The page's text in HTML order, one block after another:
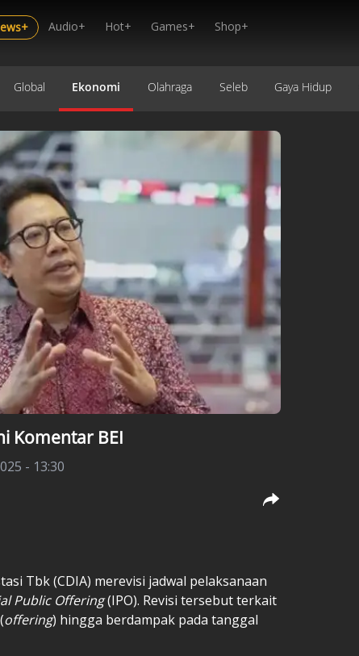
Audio+ Hot+ Games+ Shop+
Global Ekonomi Olahraga Seleb Gaya Hidup
Komentar BEI
- 13:30
Tbk (CDIA) merevisi jadwal pelaksanaan
Public Offering(IPO). Revisi tersebut terkait
offering) hingga berdampak pada tanggal